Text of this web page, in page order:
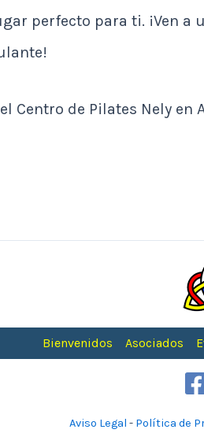
perfecto para ti. ¡Ven
Centro de Pilates Nely en
Bienvenidos Asociados
Aviso Legal - Política de